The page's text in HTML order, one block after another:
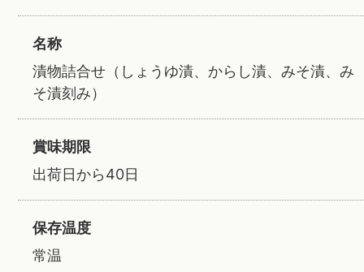
名称
漬物詰合せ（しょうゆ漬、からし漬、みそ漬、み
そ漬刻み）
賞味期限
出荷日から40日
保存温度
常温